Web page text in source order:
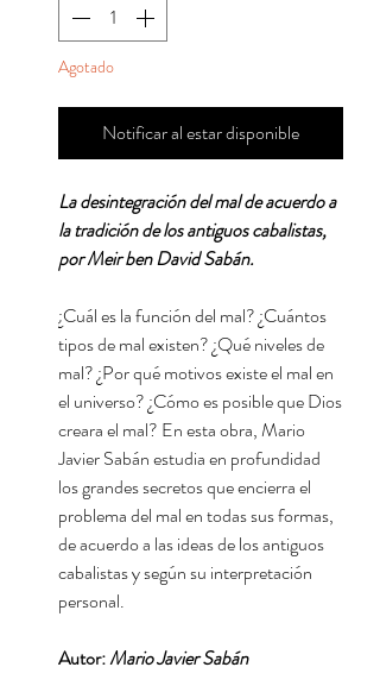
Agotado
Notificar al estar disponible
La desintegración del mal de acuerdo a
la tradición de los antiguos cabalistas,
por Meir ben David Sabán.
¿Cuál es la función del mal? ¿Cuántos
tipos de mal existen? ¿Qué niveles de
mal? ¿Por qué motivos existe el mal en
el universo? ¿Cómo es posible que Dios
creara el mal? En esta obra, Mario
Javier Sabán estudia en profundidad
los grandes secretos que encierra el
problema del mal en todas sus formas,
de acuerdo a las ideas de los antiguos
cabalistas y según su interpretación
personal.
Autor:Mario Javier Sabán